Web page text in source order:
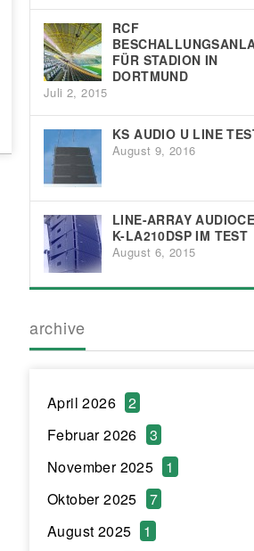
RCF
FÜR STADION IN
DORTMUND
Juli 2, 2015
KS AUDIO U LINE
August 9, 2016
LINE-ARRAY
K-LA210DSP IM TEST
August 6, 2015
archive
April 2026
2
Februar 2026
3
November 2025
1
Oktober 2025
7
August 2025
1